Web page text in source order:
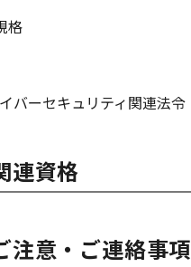
格
バーセキュリティ関連法令
連資格
注意・ご連絡事項